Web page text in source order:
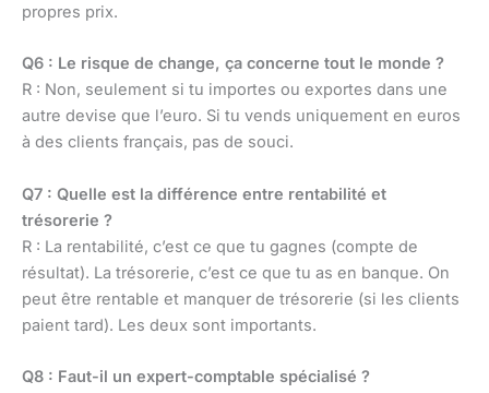
propres prix.
Q6 : Le risque de change, ça concerne tout le monde ?
R : Non, seulement si tu importes ou exportes dans une
autre devise que l’euro. Si tu vends uniquement en euros
à des clients français, pas de souci.
Q7 : Quelle est la différence entre rentabilité et
trésorerie ?
R : La rentabilité, c’est ce que tu gagnes (compte de
résultat). La trésorerie, c’est ce que tu as en banque. On
peut être rentable et manquer de trésorerie (si les clients
paient tard). Les deux sont importants.
Q8 : Faut-il un expert-comptable spécialisé ?